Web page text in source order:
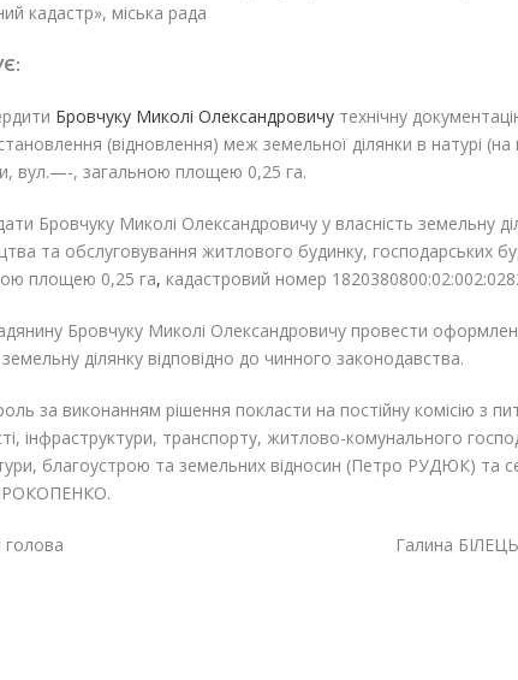
кадастр», міська рада
Бровчуку Миколі Олександровичу технічну
(відновлення) меж земельної ділянки в натурі (на
вул.—-, загальною площею 0,25 га.
Бровчуку Миколі Олександровичу у власність земельну
та обслуговування житлового будинку, господарських
площею 0,25 га, кадастровий номер
Бровчуку Миколі Олександровичу провести
ділянку відповідно до чинного законодавства.
за виконанням рішення покласти на постійну комісію з
інфраструктури, транспорту, житлово-комунального
благоустрою та земельних відносин (Петро РУДЮК) та
голова Галина